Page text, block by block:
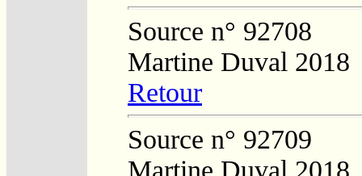
Source n° 92708
Martine Duval 2018
Retour
Source n° 92709
Martine Duval 2018